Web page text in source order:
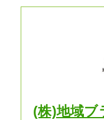
(株)地域ブ